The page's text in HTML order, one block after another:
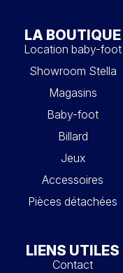
LA BOUTIQUE
Location baby-foot
Showroom Stella
Magasins
Baby-foot
Billard
Jeux
Accessoires
Pièces détachées
LIENS UTILES
Contact